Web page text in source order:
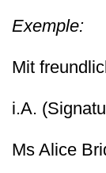
Exemple:
Mit
i.A.
Ms Alice